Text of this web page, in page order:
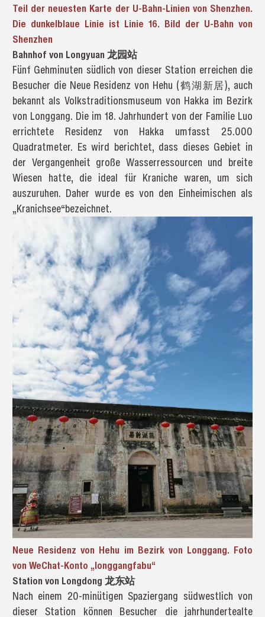
Teil der neuesten Karte der U-Bahn-Linien von Shenzhen.
Die dunkelblaue Linie ist Linie 16. Bild der U-Bahn von
Shenzhen
Bahnhof von Longyuan 龙园站
Fünf Gehminuten südlich von dieser Station erreichen die
Besucher die Neue Residenz von Hehu (鹤湖新居), auch
bekannt als Volkstraditionsmuseum von Hakka im Bezirk
von Longgang. Die im 18. Jahrhundert von der Familie Luo
errichtete Residenz von Hakka umfasst 25.000
Quadratmeter. Es wird berichtet, dass dieses Gebiet in
der Vergangenheit große Wasserressourcen und breite
Wiesen hatte, die ideal für Kraniche waren, um sich
auszuruhen. Daher wurde es von den Einheimischen als
„Kranichsee“bezeichnet.
Neue Residenz von Hehu im Bezirk von Longgang. Foto
von WeChat-Konto „longgangfabu“
Station von Longdong 龙东站
Nach einem 20-minütigen Spaziergang südwestlich von
dieser Station können Besucher die jahrhundertealte